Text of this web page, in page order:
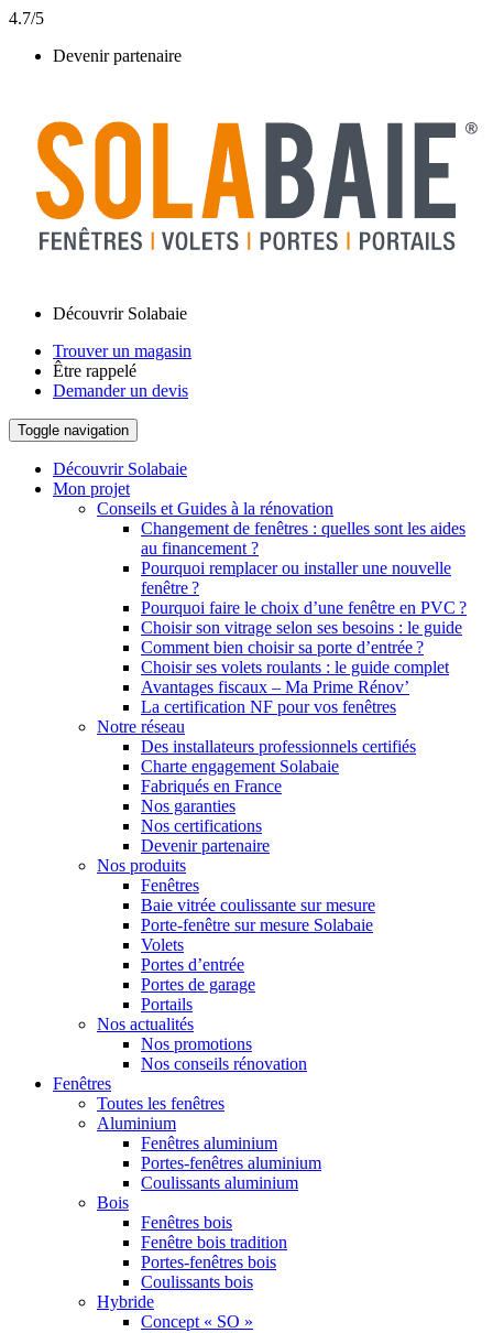
4.7/5
Devenir partenaire
Découvrir Solabaie
Trouver un magasin
Être rappelé
Demander un devis
Toggle navigation
Découvrir Solabaie
Mon projet
Conseils et Guides à la rénovation
Changement de fenêtres : quelles sont les aides
au financement ?
Pourquoi remplacer ou installer une nouvelle
fenêtre ?
Pourquoi faire le choix d’une fenêtre en PVC ?
Choisir son vitrage selon ses besoins : le guide
Comment bien choisir sa porte d’entrée ?
Choisir ses volets roulants : le guide complet
Avantages fiscaux – Ma Prime Rénov’
La certification NF pour vos fenêtres
Notre réseau
Des installateurs professionnels certifiés
Charte engagement Solabaie
Fabriqués en France
Nos garanties
Nos certifications
Devenir partenaire
Nos produits
Fenêtres
Baie vitrée coulissante sur mesure
Porte-fenêtre sur mesure Solabaie
Volets
Portes d’entrée
Portes de garage
Portails
Nos actualités
Nos promotions
Nos conseils rénovation
Fenêtres
Toutes les fenêtres
Aluminium
Fenêtres aluminium
Portes-fenêtres aluminium
Coulissants aluminium
Bois
Fenêtres bois
Fenêtre bois tradition
Portes-fenêtres bois
Coulissants bois
Hybride
Concept « SO »